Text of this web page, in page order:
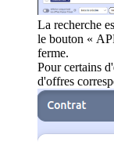
La recherche
le bouton «
ferme.
Pour certains
d'offres